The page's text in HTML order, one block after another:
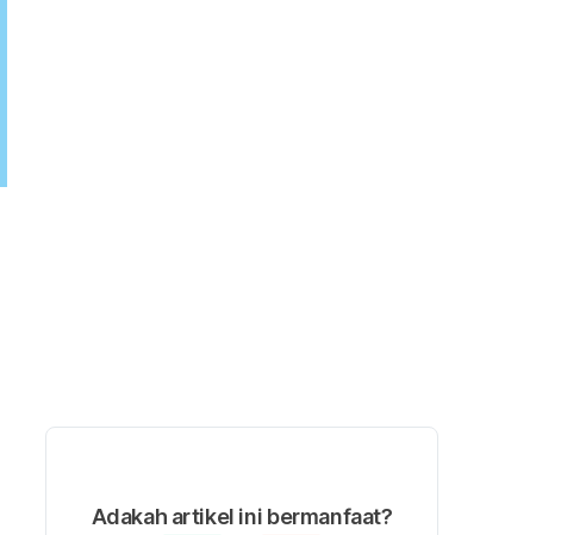
Adakah artikel ini bermanfaat?